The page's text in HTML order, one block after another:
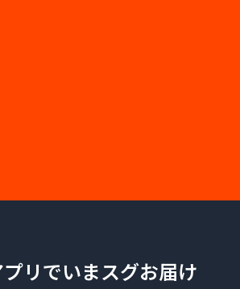
リでいまスグお届け